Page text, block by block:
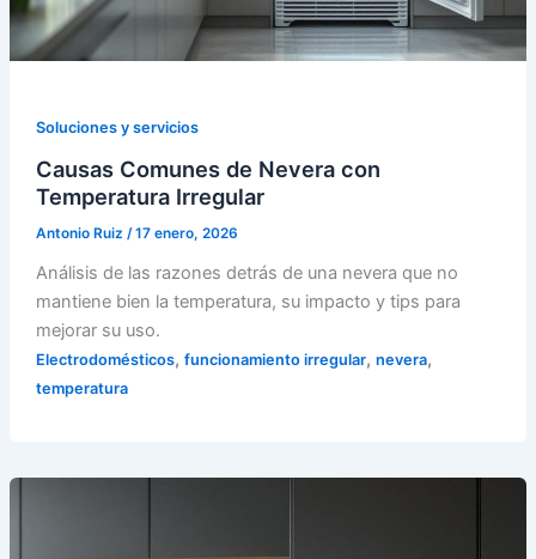
Soluciones y servicios
Causas Comunes de Nevera con
Temperatura Irregular
Antonio Ruiz /17 enero, 2026
Análisis de las razones detrás de una nevera que no
mantiene bien la temperatura, su impacto y tips para
mejorar su uso.
Electrodomésticos, funcionamiento irregular, nevera,
temperatura